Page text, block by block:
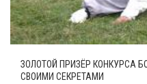
ЗОЛОТОЙ ПРИЗЁР КОНКУРСА
СВОИМИ СЕКРЕТАМИ